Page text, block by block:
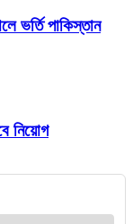
ভর্তি পাকিস্তান
নিয়োগ